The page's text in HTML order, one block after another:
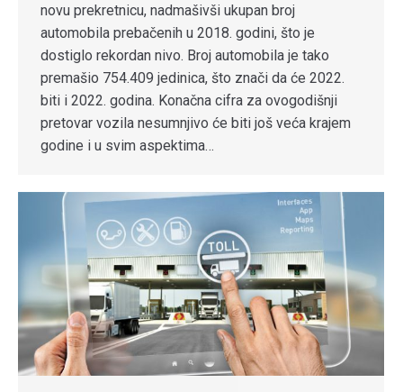
novu prekretnicu, nadmašivši ukupan broj
automobila prebačenih u 2018. godini, što je
dostiglo rekordan nivo. Broj automobila je tako
premašio 754.409 jedinica, što znači da će 2022.
biti i 2022. godina. Konačna cifra za ovogodišnji
pretovar vozila nesumnjivo će biti još veća krajem
godine i u svim aspektima…